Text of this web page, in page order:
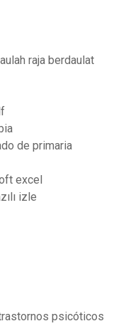
raja berdaulat
de primaria
excel
izle
psicóticos